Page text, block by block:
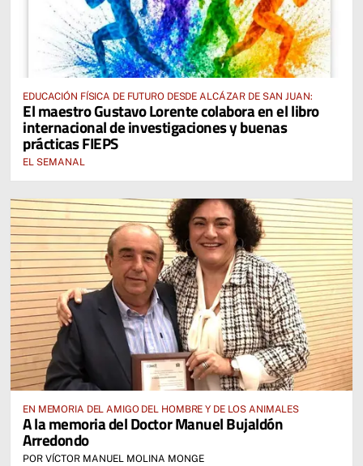
EDUCACIÓN FÍSICA DE FUTURO DESDE ALCÁZAR DE SAN JUAN:
El maestro Gustavo Lorente colabora en el libro
internacional de investigaciones y buenas
prácticas FIEPS
EL SEMANAL
EN MEMORIA DEL AMIGO DEL HOMBRE Y DE LOS ANIMALES
A la memoria del Doctor Manuel Bujaldón
Arredondo
POR VÍCTOR MANUEL MOLINA MONGE